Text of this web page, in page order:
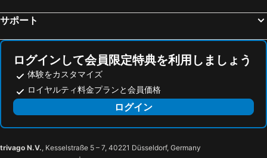
サポート
ログインして会員限定特典を利用しましょう
体験をカスタマイズ
ロイヤルティ料金プランと会員価格
ログイン
trivago N.V., Kesselstraße 5 – 7, 40221 Düsseldorf, Germany